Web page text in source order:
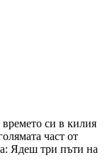
времето си в килия
част от
Ядеш три пъти на